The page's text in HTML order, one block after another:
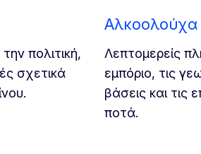
πολιτική,
σχετικά
Αλκοολούχα
Λεπτομερείς
εμπόριο, τις
βάσεις και τις
ποτά.